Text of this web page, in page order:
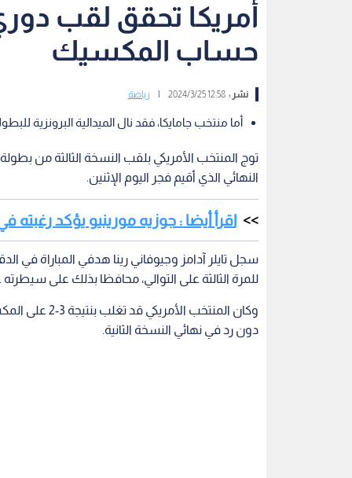
أمريكا تحقق لقب
حساب المكسيك
نشر :12:58 2024/3/25 رياضة
أما منتخب جامايكا، فقد نال الميدالية البرونزية
النهائي الذي أقيم فجر اليوم الإثنين.
اقرأ أيضا : جوزيه مورينيو يؤكد رغبته
للمرة الثالثة على التوالي، محافظا بذلك على سيطرته
وكان
دون رد في نهائي النسخة الثانية.